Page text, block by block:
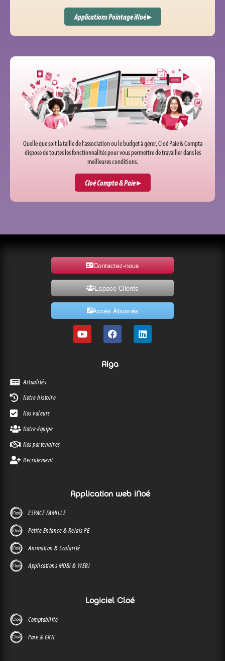
Applications Pointage iNoé▸
Pointage
Quelle que soit la taille de l’association ou le budget à gérer, Cloé Paie & Compta
dispose de toutes les fonctionnalités pour vous permettre de travailler dans les
meilleures conditions.
Cloé Compta & Paie▸
Contactez-nous
Espace Clients
Accès Abonnés
Aiga
Actualités
Notre histoire
Nos valeurs
Notre équipe
Nos partenaires
Recrutement
Application web iNoé
ESPACE FAMILLE
Petite Enfance & Relais PE
Animation & Scolarité
Applications MOBi & WEBi
Logiciel Cloé
Comptabilité
Paie & GRH